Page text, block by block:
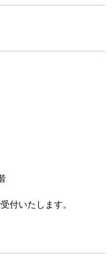
付いたします。